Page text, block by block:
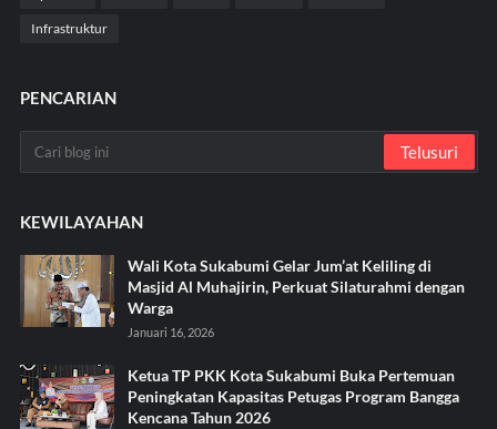
Infrastruktur
PENCARIAN
KEWILAYAHAN
Wali Kota Sukabumi Gelar Jum’at Keliling di
Masjid Al Muhajirin, Perkuat Silaturahmi dengan
Warga
Januari 16, 2026
Ketua TP PKK Kota Sukabumi Buka Pertemuan
Peningkatan Kapasitas Petugas Program Bangga
Kencana Tahun 2026